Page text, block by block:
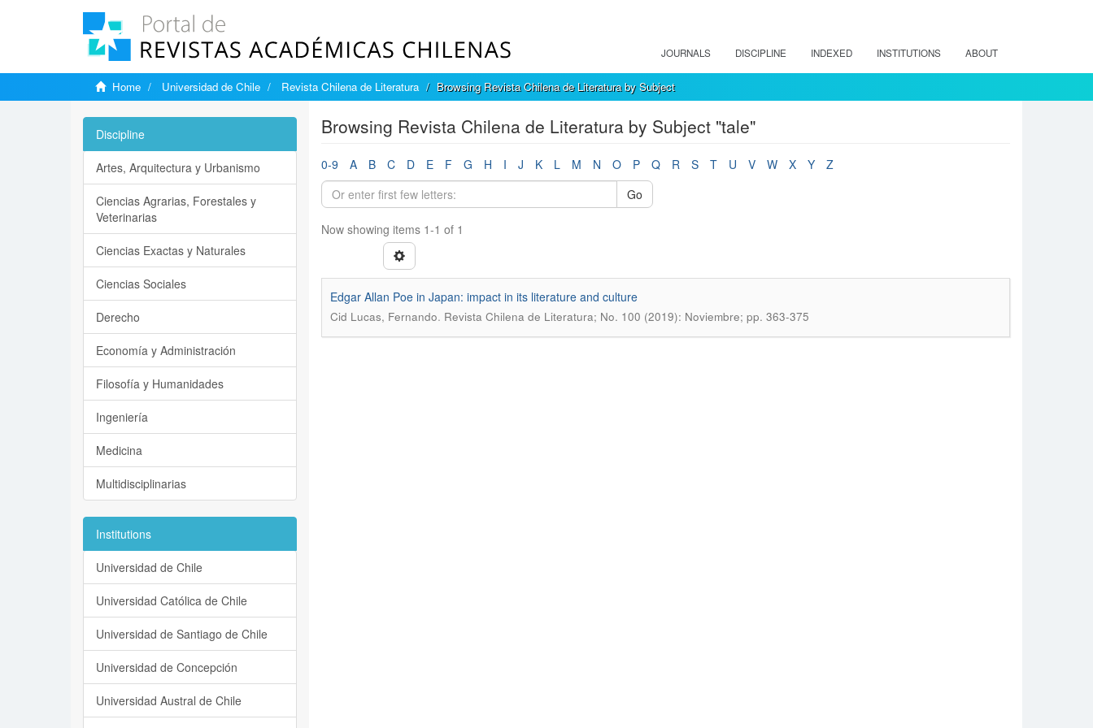
JOURNALS DISCIPLINE INDEXED INSTITUTIONS ABOUT
Home Universidad de Chile Revista Chilena de Literatura Browsing Revista Chilena de Literatura by Subject
Browsing Revista Chilena de Literatura by Subject "tale"
0-9 A B C D E F G H I J K L M N O P Q R S T U V W X Y
Z
Go
Now showing items 1-1 of 1
Edgar Allan Poe in Japan: impact in its literature and culture
Cid Lucas, Fernando. Revista Chilena de Literatura; No. 100 (2019): Noviembre; pp. 363-375
Discipline
Artes, Arquitectura y Urbanismo
Ciencias Agrarias, Forestales y
Veterinarias
Ciencias Exactas y Naturales
Ciencias Sociales
Derecho
Economía y Administración
Filosofía y Humanidades
Ingeniería
Medicina
Multidisciplinarias
Institutions
Universidad de Chile
Universidad Católica de Chile
Universidad de Santiago de Chile
Universidad de Concepción
Universidad Austral de Chile